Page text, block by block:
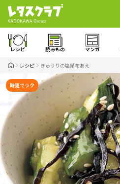
レシピ 読みもの マンガ
レシピ きゅうりの塩昆布あえ
時短でラク